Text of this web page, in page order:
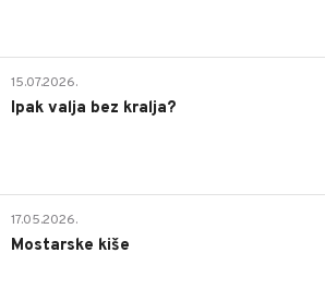
15.07.2026.
Ipak valja bez kralja?
17.05.2026.
Mostarske kiše